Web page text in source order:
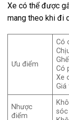
Xe có thể được
mang theo khi đi
Ưu điểm
Có
Có
Xe
Giá
Nhược
điểm
sóc